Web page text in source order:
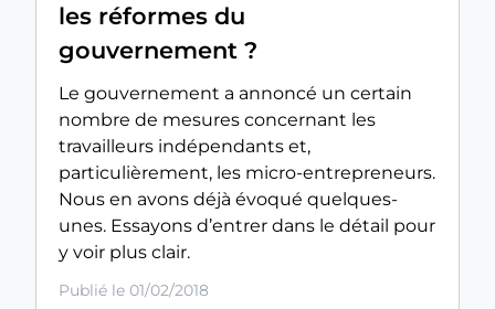
les réformes du
gouvernement ?
Le gouvernement a annoncé un certain
nombre de mesures concernant les
travailleurs indépendants et,
particulièrement, les micro-entrepreneurs.
Nous en avons déjà évoqué quelques-
unes. Essayons d’entrer dans le détail pour
y voir plus clair.
Publié le 01/02/2018